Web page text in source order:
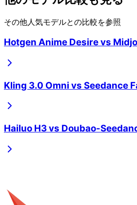
その他人気モデルとの比較を参照
Hotgen Anime Desirevs
Kling 3.0 Omni vs Seedance
Hailuo H3vs Doubao-